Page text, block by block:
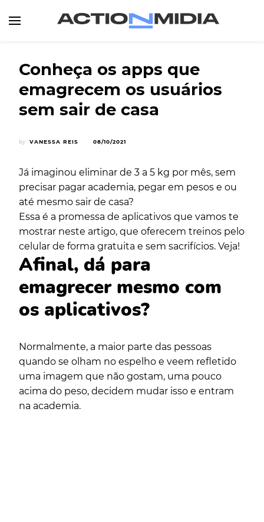
Conheça os apps que
emagrecem os usuários
sem sair de casa
by VANESSA REIS 08/10/2021
Já imaginou eliminar de 3 a 5 kg por mês, sem
precisar pagar academia, pegar em pesos e ou
até mesmo sair de casa?
Essa é a promessa de aplicativos que vamos te
mostrar neste artigo, que oferecem treinos pelo
celular de forma gratuita e sem sacrifícios. Veja!
Afinal, dá para
emagrecer mesmo com
os aplicativos?
Normalmente, a maior parte das pessoas
quando se olham no espelho e veem refletido
uma imagem que não gostam, uma pouco
acima do peso, decidem mudar isso e entram
na academia.